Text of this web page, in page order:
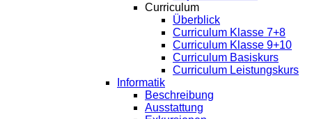
Curriculum
Überblick
Curriculum Klasse 7+8
Curriculum Klasse 9+10
Curriculum Basiskurs
Curriculum Leistungskurs
Informatik
Beschreibung
Ausstattung